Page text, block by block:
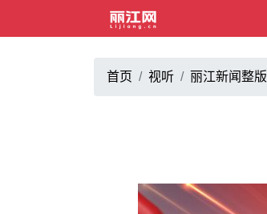
首页 视听 丽江新闻整版